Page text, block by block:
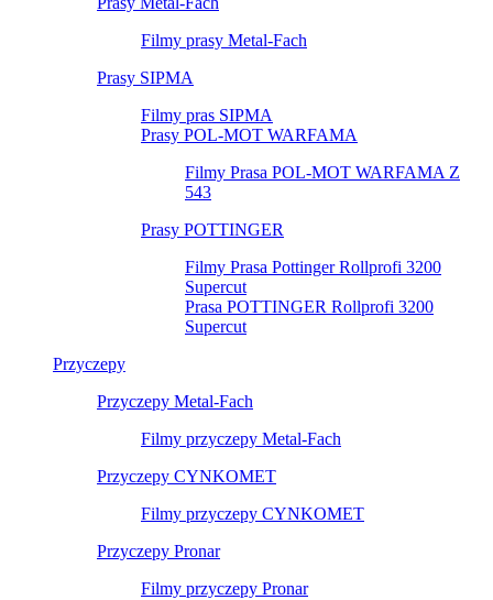
Filmy prasy Metal-Fach
Prasy SIPMA
Filmy pras SIPMA
Prasy POL-MOT WARFAMA
Filmy Prasa POL-MOT WARFAMA Z
543
Prasy POTTINGER
Filmy Prasa Pottinger Rollprofi 3200
Supercut
Prasa POTTINGER Rollprofi 3200
Supercut
Przyczepy
Przyczepy Metal-Fach
Filmy przyczepy Metal-Fach
Przyczepy CYNKOMET
Filmy przyczepy CYNKOMET
Przyczepy Pronar
Filmy przyczepy Pronar